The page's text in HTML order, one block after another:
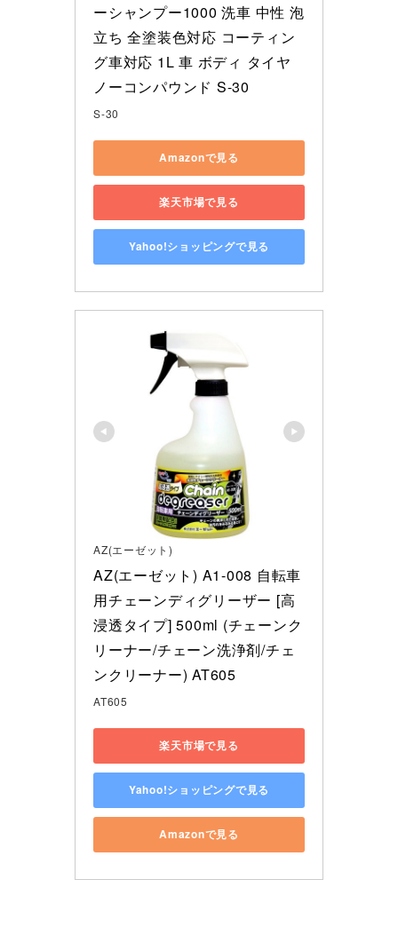
ーシャンプー1000 洗車 中性 泡
立ち 全塗装色対応 コーティン
グ車対応 1L 車 ボディ タイヤ
ノーコンパウンド S-30
S-30
Amazonで見る
楽天市場で見る
Yahoo!ショッピングで見る
AZ(エーゼット)
AZ(エーゼット) A1-008 自転車
用チェーンディグリーザー [高
浸透タイプ] 500ml (チェーンク
リーナー/チェーン洗浄剤/チェ
ンクリーナー) AT605
AT605
楽天市場で見る
Yahoo!ショッピングで見る
Amazonで見る